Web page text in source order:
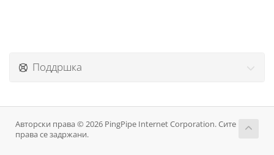
Поддршка
Авторски права © 2026 PingPipe Internet Corporation. Сите
права се задржани.